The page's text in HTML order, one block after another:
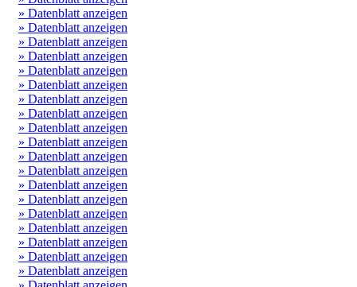
» Datenblatt anzeigen
» Datenblatt anzeigen
» Datenblatt anzeigen
» Datenblatt anzeigen
» Datenblatt anzeigen
» Datenblatt anzeigen
» Datenblatt anzeigen
» Datenblatt anzeigen
» Datenblatt anzeigen
» Datenblatt anzeigen
» Datenblatt anzeigen
» Datenblatt anzeigen
» Datenblatt anzeigen
» Datenblatt anzeigen
» Datenblatt anzeigen
» Datenblatt anzeigen
» Datenblatt anzeigen
» Datenblatt anzeigen
» Datenblatt anzeigen